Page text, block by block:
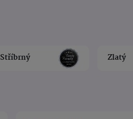
Stříbrný Zlatý